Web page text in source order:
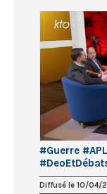
#Guerre
Diffusé le 10/04/